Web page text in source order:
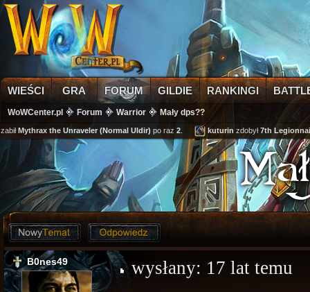
WIEŚCI GRA FORUM GILDIE RANKINGI
WoWCenter.pl Forum Warrior Mały dps??
Mythrax the Unraveler (Normal Uldir)po raz2 . kuturinzdobył7th
B0nes49 wysłany: 17 lat temu